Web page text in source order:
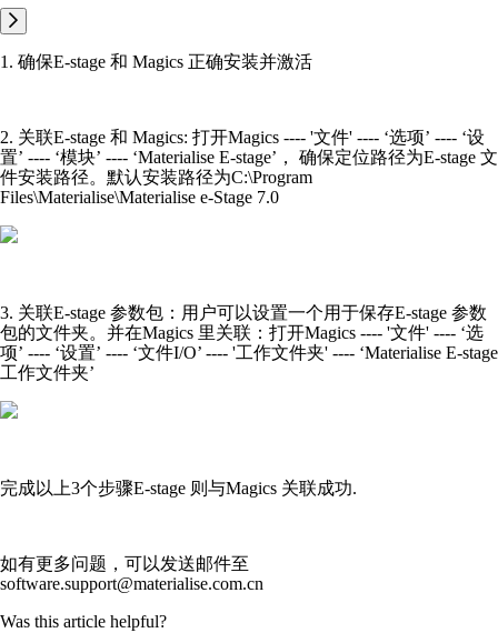
1. 确保E-stage 和 Magics 正确安装并激活
2. 关联E-stage 和 Magics: 打开Magics ---- '文件' ---- ‘选项’ ---- ‘设
置’ ---- ‘模块’ ---- ‘Materialise E-stage’， 确保定位路径为E-stage 文
件安装路径。默认安装路径为C:\Program
Files\Materialise\Materialise e-Stage 7.0
3. 关联E-stage 参数包：用户可以设置一个用于保存E-stage 参数
包的文件夹。并在Magics 里关联：打开Magics ---- '文件' ---- ‘选
项’ ---- ‘设置’ ---- ‘文件I/O’ ---- '工作文件夹' ---- ‘Materialise E-stage
工作文件夹’
完成以上3个步骤E-stage 则与Magics 关联成功.
如有更多问题，可以发送邮件至
software.support@materialise.com.cn
Was this article helpful?